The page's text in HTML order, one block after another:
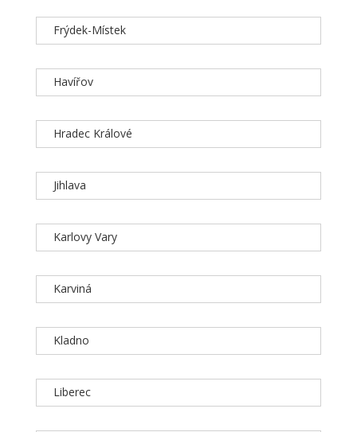
Frýdek-Místek
Havířov
Hradec Králové
Jihlava
Karlovy Vary
Karviná
Kladno
Liberec